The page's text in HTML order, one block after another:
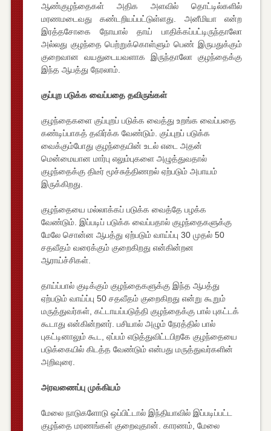
ஆண்குழந்தைகள் அதிக அளவில் தொட்டில்களில்
மரணமடைவது கண்டறியப்பட்டுள்ளது. அனீமியா என்ற
இரத்தசோகை நோயால் தாய் பாதிக்கப்பட்டிருந்தாலோ
அல்லது குழந்தை பெற்றுக்கொள்ளும் பெண் இருபதுக்கும்
குறைவான வயதுடையவளாக இருந்தாலோ குழந்தைக்கு
இந்த ஆபத்து நேரலாம்.
குப்புற படுக்க வைப்பதை தவிருங்கள்
குழந்தைகளை குப்புறப் படுக்க வைத்து உறங்க வைப்பதை
கண்டிப்பாகத் தவிர்க்க வேண்டும். குப்புறப் படுக்க
வைக்கும்போது குழந்தையின் உடல் எடை அதன்
மென்மையான மார்பு எலும்புகளை அழுத்துவதால்
குழந்தைக்கு திடீர் மூச்சுத்திணறல் ஏற்படும் அபாயம்
இருக்கிறது.
குழந்தையை மல்லாக்கப் படுக்க வைத்தே பழக்க
வேண்டும். இப்படிப் படுக்க வைப்பதால் குழந்தைகளுக்கு
மேலே சொன்ன ஆபத்து ஏற்படும் வாய்ப்பு 30 முதல் 50
சதவீதம் வரைக்கும் குறைகிறது என்கின்றன
ஆராய்ச்சிகள்.
தாய்ப்பால் குடிக்கும் குழந்தைகளுக்கு இந்த ஆபத்து
ஏற்படும் வாய்ப்பு 50 சதவீதம் குறைகிறது என்று கூறும்
மருத்துவர்கள், கட்டாயப்படுத்தி குழந்தைக்கு பால் புகட்டக்
கூடாது என்கின்றனர். பசியால் அழும் நேரத்தில் பால்
புகட்டினாலும் கூட, ஏப்பம் எடுத்துவிட்டபிறகே குழந்தையை
படுக்கையில் கிடத்த வேண்டும் என்பது மருத்துவர்களின்
அறிவுரை.
அரவணைப்பு முக்கியம்
மேலை நாடுகளோடு ஒப்பிட்டால் இந்தியாவில் இப்படிப்பட்ட
குழந்தை மரணங்கள் குறைவுதான். காரணம், மேலை